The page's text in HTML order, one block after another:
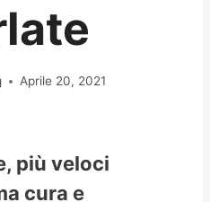
Aprile 20, 2021
più veloci
cura e